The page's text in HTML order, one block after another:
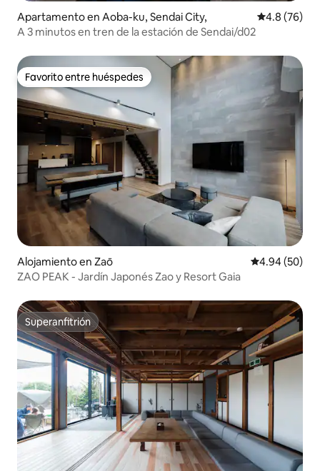
Apartamento en Aoba-ku, Sendai City, Calificación
4.8 (76)
A 3 minutos en tren de la estación de Sendai/d02
Favorito entre huéspedes
Favorito entre huéspedes
Alojamiento en Zaō Calificación
4.94 (50)
ZAO PEAK - Jardín Japonés Zao y Resort Gaia
Superanfitrión
Superanfitrión